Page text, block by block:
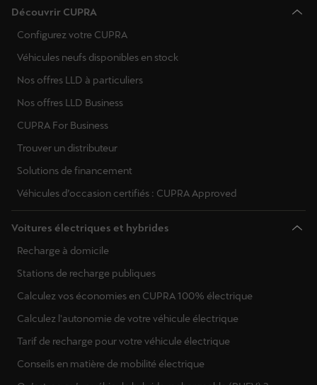
Découvrir CUPRA
Configurez votre CUPRA
Véhicules neufs disponibles en stock
Nos offres LLD à particuliers
Nos offres LLD Business
CUPRA For Business
Trouver un distributeur
Solutions de financement
Véhicules d’occasion certifiés : CUPRA Approved
Voitures électriques et hybrides
Recharge à domicile
Stations de recharge publiques
Calculez vos économies en CUPRA 100% électrique
Calculez l'autonomie de votre véhicule électrique
Tarif de recharge pour votre véhicule électrique
Conseils en matière de mobilité électrique